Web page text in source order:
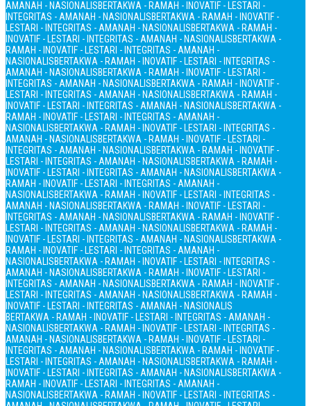
AMANAH - NASIONALISBERTAKWA - RAMAH - INOVATIF - LESTARI -
INTEGRITAS - AMANAH - NASIONALISBERTAKWA - RAMAH - INOVATIF -
LESTARI - INTEGRITAS - AMANAH - NASIONALISBERTAKWA - RAMAH -
INOVATIF - LESTARI - INTEGRITAS - AMANAH - NASIONALISBERTAKWA -
RAMAH - INOVATIF - LESTARI - INTEGRITAS - AMANAH -
NASIONALISBERTAKWA - RAMAH - INOVATIF - LESTARI - INTEGRITAS -
AMANAH - NASIONALISBERTAKWA - RAMAH - INOVATIF - LESTARI -
INTEGRITAS - AMANAH - NASIONALISBERTAKWA - RAMAH - INOVATIF -
LESTARI - INTEGRITAS - AMANAH - NASIONALISBERTAKWA - RAMAH -
INOVATIF - LESTARI - INTEGRITAS - AMANAH - NASIONALISBERTAKWA -
RAMAH - INOVATIF - LESTARI - INTEGRITAS - AMANAH -
NASIONALISBERTAKWA - RAMAH - INOVATIF - LESTARI - INTEGRITAS -
AMANAH - NASIONALISBERTAKWA - RAMAH - INOVATIF - LESTARI -
INTEGRITAS - AMANAH - NASIONALISBERTAKWA - RAMAH - INOVATIF -
LESTARI - INTEGRITAS - AMANAH - NASIONALISBERTAKWA - RAMAH -
INOVATIF - LESTARI - INTEGRITAS - AMANAH - NASIONALISBERTAKWA -
RAMAH - INOVATIF - LESTARI - INTEGRITAS - AMANAH -
NASIONALISBERTAKWA - RAMAH - INOVATIF - LESTARI - INTEGRITAS -
AMANAH - NASIONALISBERTAKWA - RAMAH - INOVATIF - LESTARI -
INTEGRITAS - AMANAH - NASIONALISBERTAKWA - RAMAH - INOVATIF -
LESTARI - INTEGRITAS - AMANAH - NASIONALISBERTAKWA - RAMAH -
INOVATIF - LESTARI - INTEGRITAS - AMANAH - NASIONALISBERTAKWA -
RAMAH - INOVATIF - LESTARI - INTEGRITAS - AMANAH -
NASIONALISBERTAKWA - RAMAH - INOVATIF - LESTARI - INTEGRITAS -
AMANAH - NASIONALISBERTAKWA - RAMAH - INOVATIF - LESTARI -
INTEGRITAS - AMANAH - NASIONALISBERTAKWA - RAMAH - INOVATIF -
LESTARI - INTEGRITAS - AMANAH - NASIONALISBERTAKWA - RAMAH -
INOVATIF - LESTARI - INTEGRITAS - AMANAH - NASIONALIS
BERTAKWA - RAMAH - INOVATIF - LESTARI - INTEGRITAS - AMANAH -
NASIONALISBERTAKWA - RAMAH - INOVATIF - LESTARI - INTEGRITAS -
AMANAH - NASIONALISBERTAKWA - RAMAH - INOVATIF - LESTARI -
INTEGRITAS - AMANAH - NASIONALISBERTAKWA - RAMAH - INOVATIF -
LESTARI - INTEGRITAS - AMANAH - NASIONALISBERTAKWA - RAMAH -
INOVATIF - LESTARI - INTEGRITAS - AMANAH - NASIONALISBERTAKWA -
RAMAH - INOVATIF - LESTARI - INTEGRITAS - AMANAH -
NASIONALISBERTAKWA - RAMAH - INOVATIF - LESTARI - INTEGRITAS -